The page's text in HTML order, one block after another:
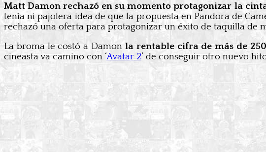
Matt Damon rechazó en su momento protagonizar la cinta
tenía ni pajolera idea de que la propuesta en Pandora de
rechazó una oferta para protagonizar un éxito de taquilla de
La broma le costó a Damon la rentable cifra de más de
cineasta va camino con ‘Avatar 2‘ de conseguir otro nuevo